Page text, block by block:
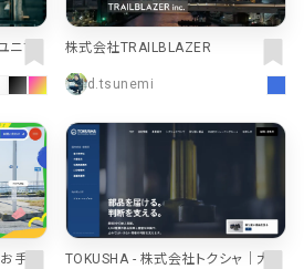
フォ
株式会社TRAILBLAZER
d.tsunemi
手伝
TOKUSHA - 株式会社トクシャ｜大型